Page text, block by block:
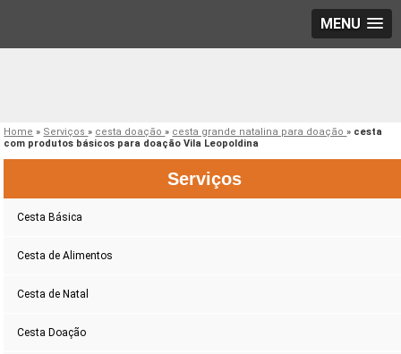
MENU
Home » Serviços» cesta doação» cesta grande natalina para doação» cesta
com produtos básicos para doação Vila Leopoldina
Serviços
Cesta Básica
Cesta de Alimentos
Cesta de Natal
Cesta Doação